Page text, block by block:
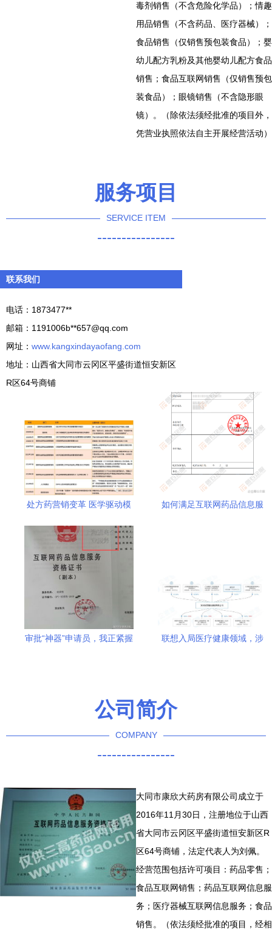
毒剂销售（不含危险化学品）；情趣
用品销售（不含药品、医疗器械）；
食品销售（仅销售预包装食品）；婴
幼儿配方乳粉及其他婴幼儿配方食品
销售；食品互联网销售（仅销售预包
装食品）；眼镜销售（不含隐形眼
镜）。（除依法须经批准的项目外，
凭营业执照依法自主开展经营活动）
服务项目
SERVICE ITEM
----------------
联系我们
电话：1873477**
邮箱：1191006b**657@qq.com
网址： www.kangxindayaofang.com
地址：山西省大同市云冈区平盛街道恒安新区
R区64号商铺
处方药营销变革 医学驱动模
互联网信息服务前景可期
如何满足互联网药品信息服
审批“神器”申请员，我正紧握
联想入局医疗健康领域，涉
公司简介
COMPANY
----------------
大同市康欣大药房有限公司成立于
2016年11月30日，注册地位于山西
省大同市云冈区平盛街道恒安新区R
区64号商铺，法定代表人为刘佩。
经营范围包括许可项目：药品零售；
食品互联网销售；药品互联网信息服
务；医疗器械互联网信息服务；食品
销售。（依法须经批准的项目，经相